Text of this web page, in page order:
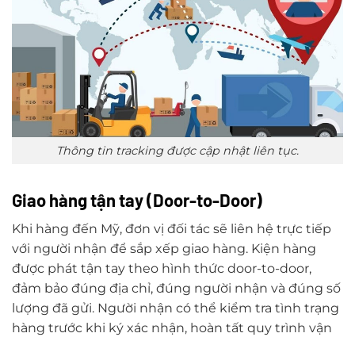
Thông tin tracking được cập nhật liên tục.
Giao hàng tận tay (Door-to-Door)
Khi hàng đến Mỹ, đơn vị đối tác sẽ liên hệ trực tiếp
với người nhận để sắp xếp giao hàng. Kiện hàng
được phát tận tay theo hình thức door-to-door,
đảm bảo đúng địa chỉ, đúng người nhận và đúng số
lượng đã gửi. Người nhận có thể kiểm tra tình trạng
hàng trước khi ký xác nhận, hoàn tất quy trình vận